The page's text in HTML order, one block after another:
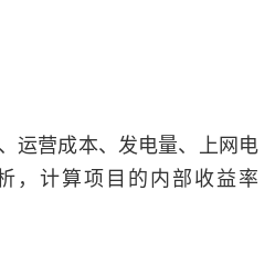
运营成本、发电量、上网电
，计算项目的内部收益率